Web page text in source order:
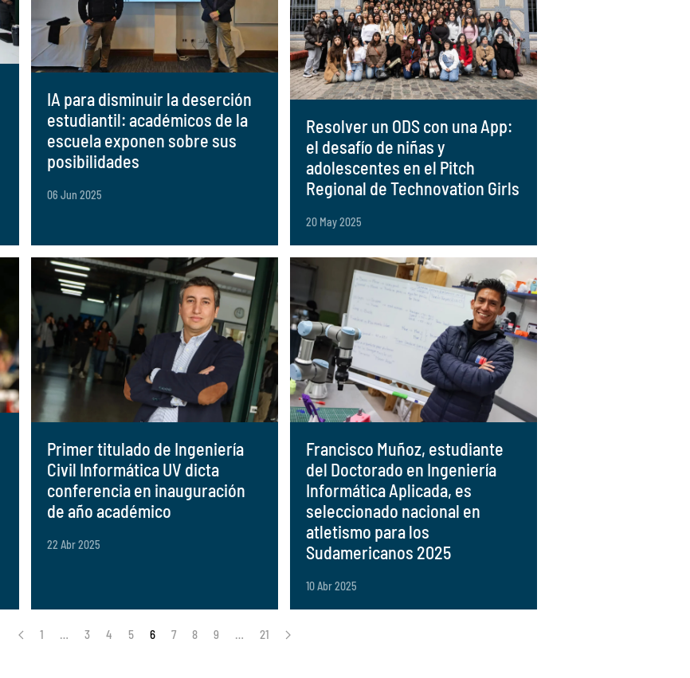
IA para disminuir la deserción
estudiantil: académicos de la
escuela exponen sobre sus
posibilidades
06 Jun 2025
Resolver un ODS con una App:
el desafío de niñas y
adolescentes en el Pitch
Regional de Technovation Girls
20 May 2025
Primer titulado de Ingeniería
Civil Informática UV dicta
conferencia en inauguración
de año académico
22 Abr 2025
Francisco Muñoz, estudiante
del Doctorado en Ingeniería
Informática Aplicada, es
seleccionado nacional en
atletismo para los
Sudamericanos 2025
10 Abr 2025
1 … 3 4 5 6 7 8 9 … 21